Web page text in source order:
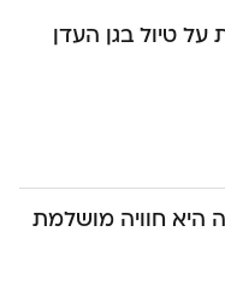
טיול בגן העדן
היא חוויה מושלמת